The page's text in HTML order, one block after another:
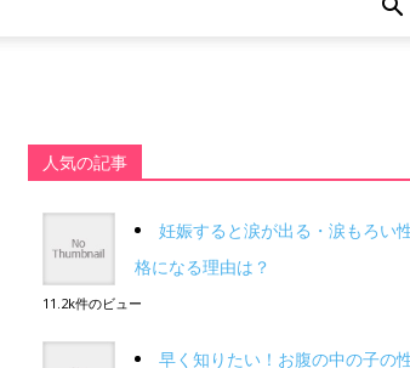
人気の記事
妊娠すると涙が出る・涙もろい
格になる理由は？
11.2k件のビュー
早く知りたい！お腹の中の子の